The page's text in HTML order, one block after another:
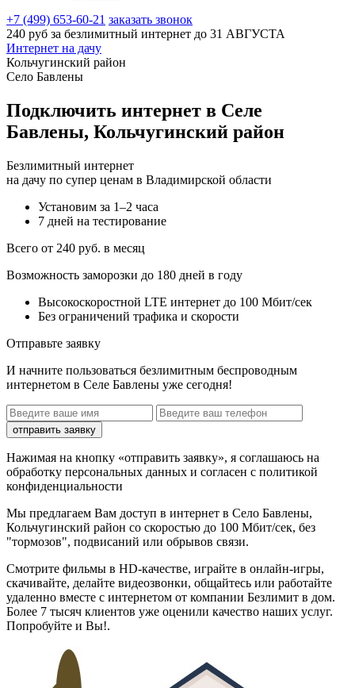
+7 (499) 653-60-21 заказать звонок
240 руб за безлимитный интернет до 31 АВГУСТА
Интернет на дачу
Кольчугинский район
Село Бавлены
Подключить интернет в Селе
Бавлены, Кольчугинский район
Безлимитный интернет
на дачу по супер ценам в Владимирской области
Установим за 1–2 часа
7 дней на тестирование
Всего от 240 руб. в месяц
Возможность заморозки до 180 дней в году
Высокоскоростной LTE интернет до 100 Мбит/сек
Без ограничений трафика и скорости
Отправьте заявку
И начните пользоваться безлимитным беспроводным
интернетом в Селе Бавлены уже сегодня!
отправить заявку
Нажимая на кнопку «отправить заявку», я соглашаюсь на
обработку персональных данных и согласен с политикой
конфиденциальности
Мы предлагаем Вам доступ в интернет в Село Бавлены,
Кольчугинский район со скоростью до 100 Мбит/сек, без
"тормозов", подвисаний или обрывов связи.
Смотрите фильмы в HD-качестве, играйте в онлайн-игры,
скачивайте, делайте видеозвонки, общайтесь или работайте
удаленно вместе с интернетом от компании Безлимит в дом.
Более 7 тысяч клиентов уже оценили качество наших услуг.
Попробуйте и Вы!.